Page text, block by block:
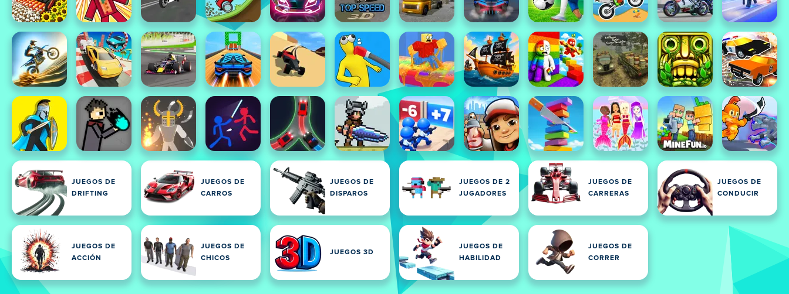
JUEGOS DE
DRIFTING
JUEGOS DE
CARROS
JUEGOS DE
DISPAROS
JUEGOS DE 2
JUGADORES
JUEGOS DE
CARRERAS
JUEGOS DE
CONDUCIR
JUEGOS DE
ACCIÓN
JUEGOS DE
CHICOS
JUEGOS 3D
JUEGOS DE
HABILIDAD
JUEGOS DE
CORRER